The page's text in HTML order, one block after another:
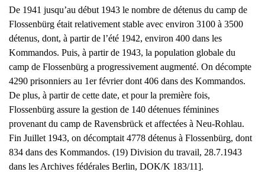
De 1941 jusqu’au début 1943 le nombre de détenus du camp de
Flossenbürg était relativement stable avec environ 3100 à 3500
détenus, dont, à partir de l’été 1942, environ 400 dans les
Kommandos. Puis, à partir de 1943, la population globale du
camp de Flossenbürg a progressivement augmenté. On décompte
4290 prisonniers au 1er février dont 406 dans des Kommandos.
De plus, à partir de cette date, et pour la première fois,
Flossenbürg assure la gestion de 140 détenues féminines
provenant du camp de Ravensbrück et affectées à Neu-Rohlau.
Fin Juillet 1943, on décomptait 4778 détenus à Flossenbürg, dont
834 dans des Kommandos. (19) Division du travail, 28.7.1943
dans les Archives fédérales Berlin, DOK/K 183/11].